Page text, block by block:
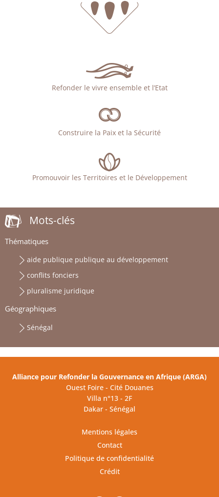
Refonder le vivre ensemble et l’Etat
Construire la Paix et la Sécurité
Promouvoir les Territoires et le Développement
Mots-clés
Thématiques
aide publique publique au développement
conflits fonciers
pluralisme juridique
Géographiques
Sénégal
Alliance pour Refonder la Gouvernance en Afrique (ARGA)
Ouest Foire - Cité Douanes
Villa n°13 - 2F
Dakar - Sénégal
Mentions légales
Contact
Politique de confidentialité
Crédit